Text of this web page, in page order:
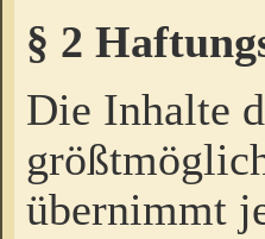
§ 2
Die Inhalte
übernimmt